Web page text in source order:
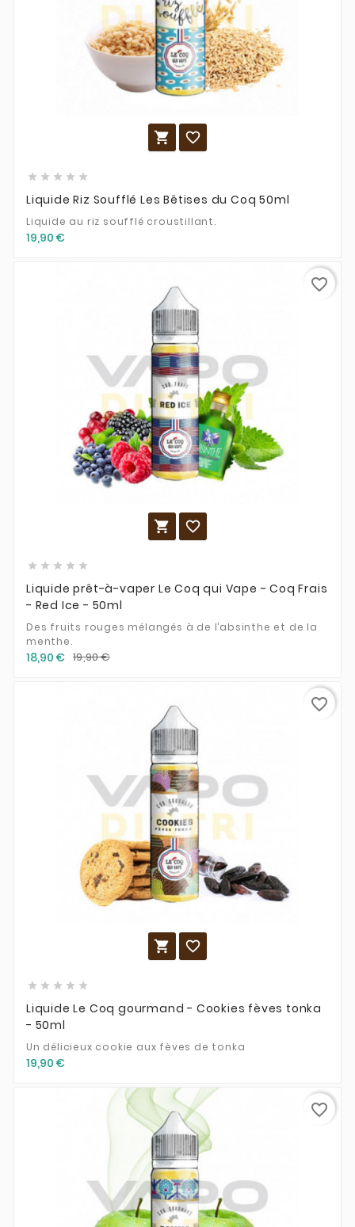
 
    
Liquide Riz Soufflé Les Bêtises du Coq 50ml
Liquide au riz soufflé croustillant.
19,90 €
 
    
Liquide prêt-à-vaper Le Coq qui Vape - Coq Frais
- Red Ice - 50ml
Des fruits rouges mélangés à de l’absinthe et de la
menthe.
18,90 € 19,90 €
favorite_border
 
    
Liquide Le Coq gourmand - Cookies fèves tonka
- 50ml
Un délicieux cookie aux fèves de tonka
19,90 €
favorite_border
favorite_border